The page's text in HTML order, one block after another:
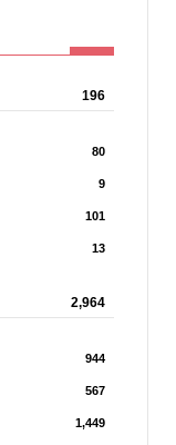
196
80
9
101
13
2,964
944
567
1,449